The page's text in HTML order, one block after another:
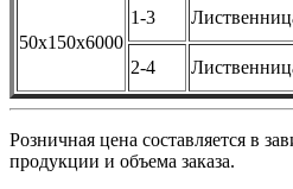
50х150х6000
1-3
2-4
Розничная цена составляется в
продукции и объема заказа.